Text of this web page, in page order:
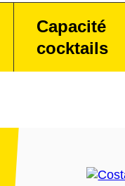
Capacité
cocktails